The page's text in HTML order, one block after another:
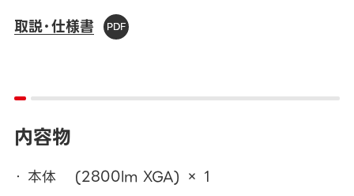
取説・仕様書
内容物
本体 (2800lm XGA) × 1